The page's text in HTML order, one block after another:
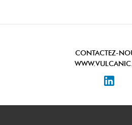
CONTACTEZ-